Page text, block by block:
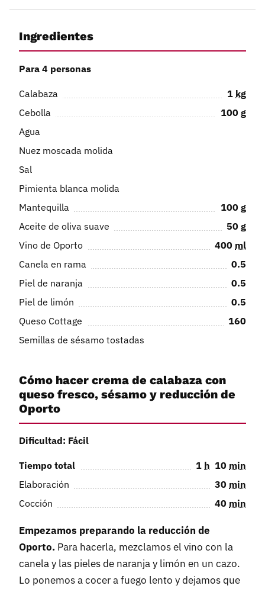
Ingredientes
Para 4 personas
Calabaza 1 kg
Cebolla
100 g
Agua
Nuez moscada molida
Sal
Pimienta blanca molida
Mantequilla
100 g
Aceite de oliva suave
50 g
Vino de Oporto
400 ml
Canela en rama
0.5
Piel de naranja
0.5
Piel de limón
0.5
Queso Cottage
160
Semillas de sésamo tostadas
Cómo hacer crema de calabaza con
queso fresco, sésamo y reducción de
Oporto
Dificultad: Fácil
Tiempo total 1 h 10 min
Elaboración
30 min
Cocción
40 min
Empezamos preparando la reducción de
Oporto. Para hacerla, mezclamos el vino con la
canela y las pieles de naranja y limón en un cazo.
Lo ponemos a cocer a fuego lento y dejamos que